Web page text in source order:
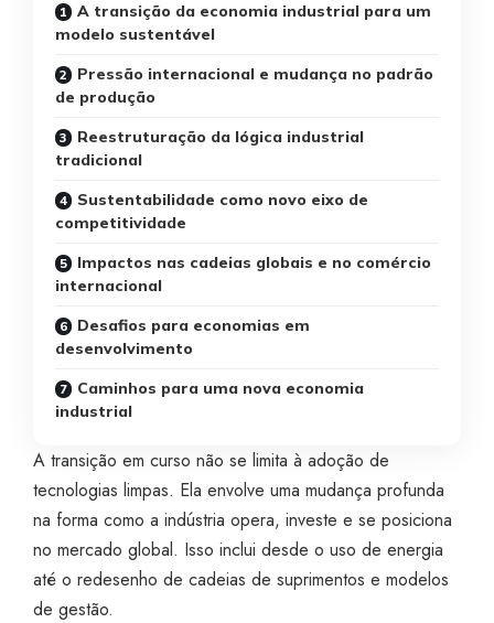
A transição da economia industrial para um
modelo sustentável
Pressão internacional e mudança no padrão
de produção
Reestruturação da lógica industrial
tradicional
Sustentabilidade como novo eixo de
competitividade
Impactos nas cadeias globais e no comércio
internacional
Desafios para economias em
desenvolvimento
Caminhos para uma nova economia
industrial
A transição em curso não se limita à adoção de
tecnologias limpas. Ela envolve uma mudança profunda
na forma como a indústria opera, investe e se posiciona
no mercado global. Isso inclui desde o uso de energia
até o redesenho de cadeias de suprimentos e modelos
de gestão.